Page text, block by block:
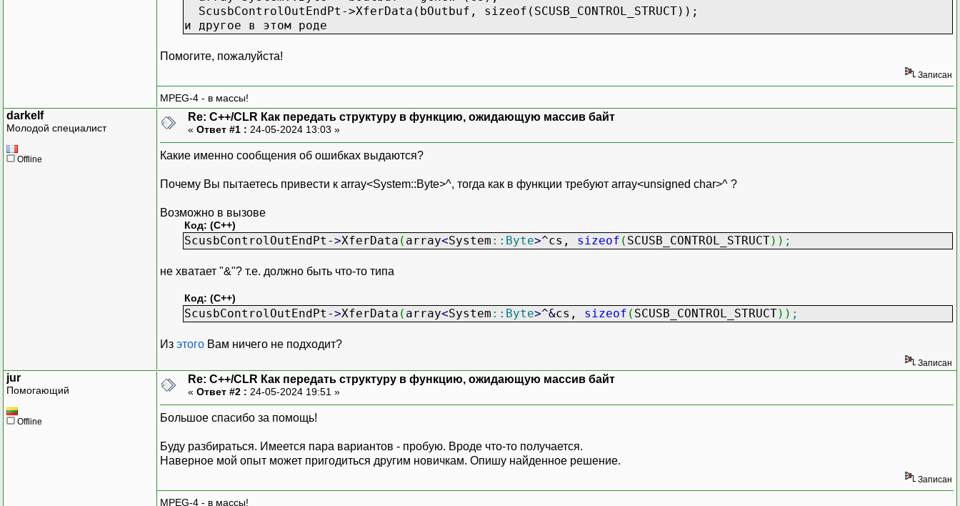
ScusbControlOutEndPt->XferData(bOutbuf, sizeof(SCUSB_CONTROL_STRUCT));
и другое в этом роде
Помогите, пожалуйста!
Записан
MPEG-4 - в массы!
darkelf
Молодой специалист
Offline
Re: C++/CLR Как передать структуру в функцию, ожидающую массив байт
« Ответ #1 : 24-05-2024 13:03 »
Какие именно сообщения об ошибках выдаются?
Почему Вы пытаетесь привести к array<System::Byte>^, тогда как в функции требуют array<unsigned char>^ ?
Возможно в вызове
Код: (C++)
ScusbControlOutEndPt ->XferData ( array<System :: Byte>^cs, sizeof ( SCUSB_CONTROL_STRUCT) ) ;
не хватает "&"? т.е. должно быть что-то типа
Код: (C++)
ScusbControlOutEndPt ->XferData ( array<System :: Byte>^&cs, sizeof ( SCUSB_CONTROL_STRUCT) ) ;
Из этого Вам ничего не подходит?
Записан
jur
Помогающий
Offline
Re: C++/CLR Как передать структуру в функцию, ожидающую массив байт
« Ответ #2 : 24-05-2024 19:51 »
Большое спасибо за помощь!
Буду разбираться. Имеется пара вариантов - пробую. Вроде что-то получается.
Наверное мой опыт может пригодиться другим новичкам. Опишу найденное решение.
Записан
MPEG-4 - в массы!